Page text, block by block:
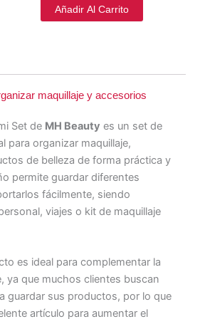
Añadir Al Carrito
maquillaje y accesorios
Set de MH Beauty es un set de
para organizar maquillaje,
de belleza de forma práctica y
permite guardar diferentes
fácilmente, siendo
viajes o kit de maquillaje
es ideal para complementar la
ya que muchos clientes buscan
guardar sus productos, por lo que
artículo para aumentar el